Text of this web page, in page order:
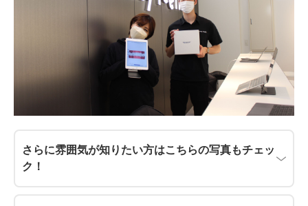
さらに雰囲気が知りたい方はこちらの写真もチェッ
ク！